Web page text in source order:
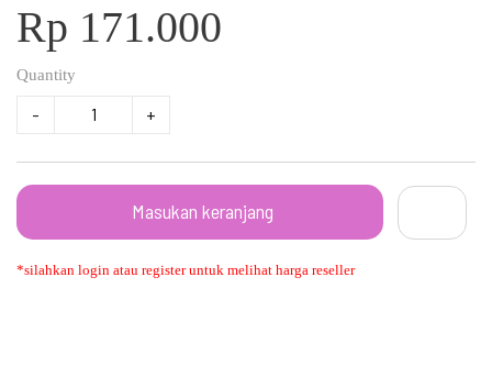
Rp 171.000
Quantity
- +
Masukan keranjang
*silahkan login atau register untuk melihat harga reseller